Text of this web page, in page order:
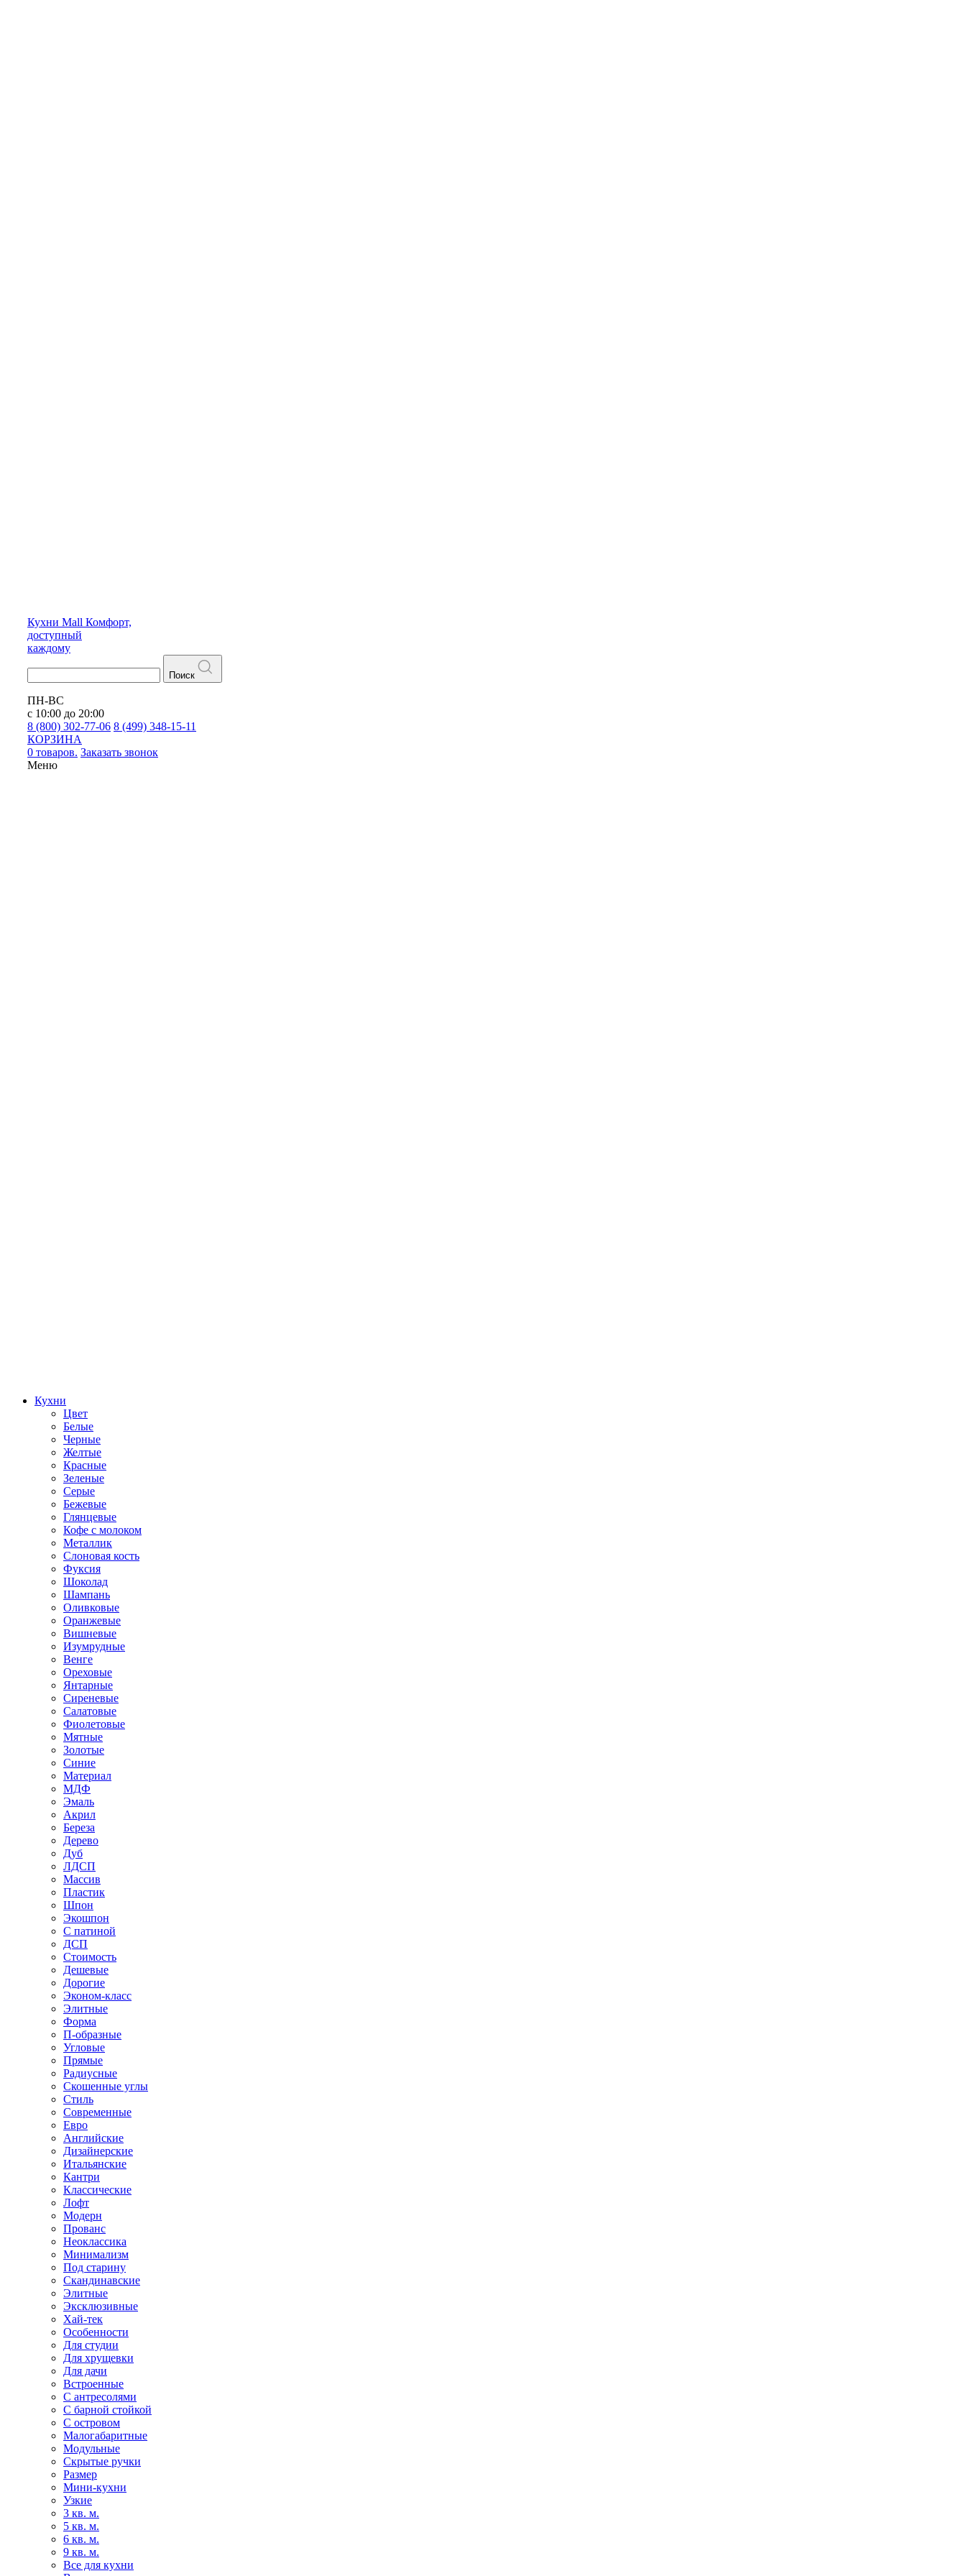
Кухни Mall Комфорт,
доступный
каждому
Поиск
ПН-ВС
с 10:00 до 20:00
8 (800) 302-77-06 8 (499) 348-15-11
КОРЗИНА
0 товаров. Заказать звонок
Меню
Кухни
Цвет
Белые
Черные
Желтые
Красные
Зеленые
Серые
Бежевые
Глянцевые
Кофе с молоком
Металлик
Слоновая кость
Фуксия
Шоколад
Шампань
Оливковые
Оранжевые
Вишневые
Изумрудные
Венге
Ореховые
Янтарные
Сиреневые
Салатовые
Фиолетовые
Мятные
Золотые
Синие
Материал
МДФ
Эмаль
Акрил
Береза
Дерево
Дуб
ЛДСП
Массив
Пластик
Шпон
Экошпон
С патиной
ДСП
Стоимость
Дешевые
Дорогие
Эконом-класс
Элитные
Форма
П-образные
Угловые
Прямые
Радиусные
Скошенные углы
Стиль
Современные
Евро
Английские
Дизайнерские
Итальянские
Кантри
Классические
Лофт
Модерн
Прованс
Неоклассика
Минимализм
Под старину
Скандинавские
Элитные
Эксклюзивные
Хай-тек
Особенности
Для студии
Для хрущевки
Для дачи
Встроенные
С антресолями
С барной стойкой
С островом
Малогабаритные
Модульные
Скрытые ручки
Размер
Мини-кухни
Узкие
3 кв. м.
5 кв. м.
6 кв. м.
9 кв. м.
Все для кухни